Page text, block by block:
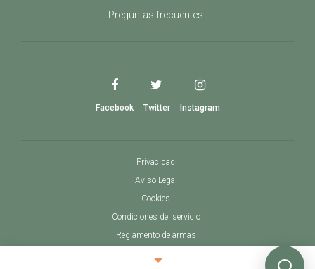
Preguntas frecuentes
Facebook Twitter Instagram
Privacidad
Aviso Legal
Cookies
Condiciones del servicio
Reglamento de armas